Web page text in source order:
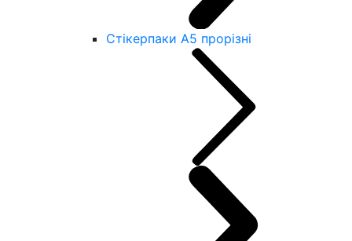
Стікерпаки А5 прорізні